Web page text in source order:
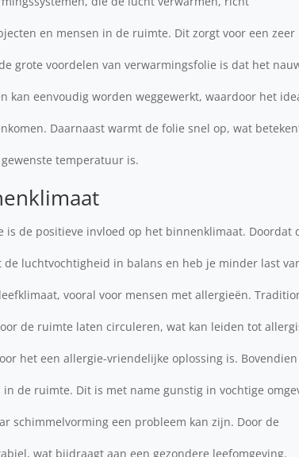
en mensen in de ruimte. Dit zorgt voor een zeer
grote voordelen van verwarmingsfolie is dat het
eenvoudig worden weggewerkt, waardoor het
Daarnaast warmt de folie snel op, wat
temperatuur is.
de positieve invloed op het binnenklimaat. Doordat
luchtvochtigheid in balans en heb je minder last
vooral voor mensen met allergieën.
de ruimte laten circuleren, wat kan leiden tot
het een allergie-vriendelijke oplossing is.
de ruimte. Dit is met name gunstig in vochtige
schimmelvorming een probleem kan zijn. Door de
wat bijdraagt aan een gezondere leefomgeving.